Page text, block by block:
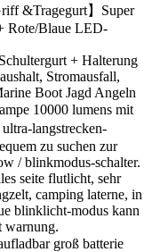
&Tragegurt】Super
Rote/Blaue LED-
+ Halterung
Stromausfall,
Boot Jagd Angeln
10000 lumens mit
langstrecken-
zu suchen zur
/ blinkmodus-schalter.
seite flutlicht, sehr
camping laterne, in
blinklicht-modus kann
warnung.
groß batterie